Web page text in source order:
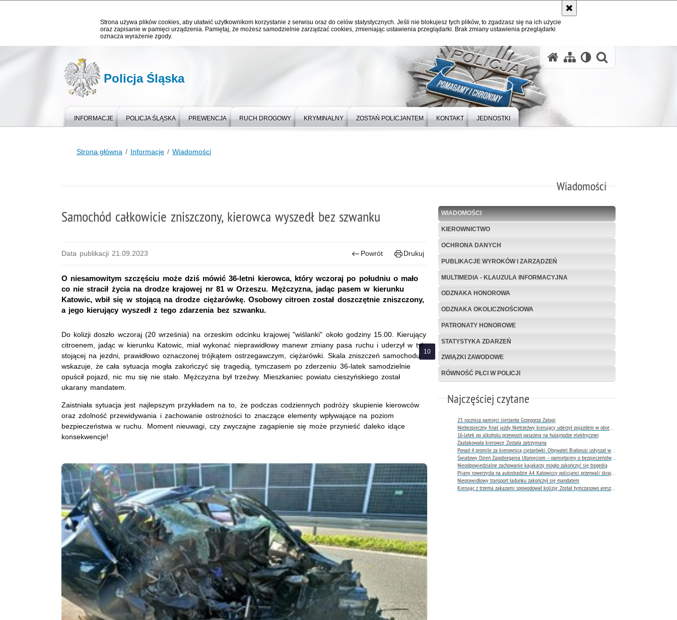
Strona używa plików cookies, aby ułatwić użytkownikom korzystanie z serwisu oraz do celów statystycznych. Jeśli nie blokujesz tych plików, to zgadzasz się na ich użycie
oraz zapisanie w pamięci urządzenia. Pamiętaj, że możesz samodzielnie zarządzać cookies, zmieniając ustawienia przeglądarki. Brak zmiany ustawienia przeglądarki
oznacza wyrażenie zgody.
Policja Śląska
INFORMACJE POLICJA ŚLĄSKA PREWENCJA RUCH DROGOWY KRYMINALNY ZOSTAŃ POLICJANTEM KONTAKT JEDNOSTKI
Strona główna Informacje Wiadomości
Wiadomości
WIADOMOŚCI
KIEROWNICTWO
OCHRONA DANYCH
PUBLIKACJE WYROKÓW I ZARZĄDZEŃ
MULTIMEDIA - KLAUZULA INFORMACYJNA
ODZNAKA HONOROWA
ODZNAKA OKOLICZNOŚCIOWA
PATRONATY HONOROWE
STATYSTYKA ZDARZEŃ
ZWIĄZKI ZAWODOWE
RÓWNOŚĆ PŁCI W POLICJI
Najczęściej czytane
23. rocznica pamięci sierżanta Grzegorza Załogi
16-latek po alkoholu przewoził pasażera na hulajnodze elektrycznej
Zaatakowała kierowcę. Została zatrzymana
Nieodpowiedzialne zachowanie kajakarzy mogło zakończyć się tragedią
Nieprawidłowy transport ładunku zakończył się mandatem
Samochód całkowicie zniszczony, kierowca wyszedł bez szwanku
Data publikacji 21.09.2023 Powrót Drukuj
O niesamowitym szczęściu może dziś mówić 36-letni kierowca, który wczoraj po południu o mało
co nie stracił życia na drodze krajowej nr 81 w Orzeszu. Mężczyzna, jadąc pasem w kierunku
Katowic, wbił się w stojącą na drodze ciężarówkę. Osobowy citroen został doszczętnie zniszczony,
a jego kierujący wyszedł z tego zdarzenia bez szwanku.
Do kolizji doszło wczoraj (20 września) na orzeskim odcinku krajowej "wiślanki" około godziny 15.00. Kierujący
citroenem, jadąc w kierunku Katowic, miał wykonać nieprawidłowy manewr zmiany pasa ruchu i uderzył w tył
stojącej na jezdni, prawidłowo oznaczonej trójkątem ostrzegawczym, ciężarówki. Skala zniszczeń samochodu
wskazuje, że cała sytuacja mogła zakończyć się tragedią, tymczasem po zderzeniu 36-latek samodzielnie
opuścił pojazd, nic mu się nie stało. Mężczyzna był trzeźwy. Mieszkaniec powiatu cieszyńskiego został
ukarany mandatem.
Zaistniała sytuacja jest najlepszym przykładem na to, że podczas codziennych podróży skupienie kierowców
oraz zdolność przewidywania i zachowanie ostrożności to znaczące elementy wpływające na poziom
bezpieczeństwa w ruchu. Moment nieuwagi, czy zwyczajne zagapienie się może przynieść daleko idące
konsekwencje!